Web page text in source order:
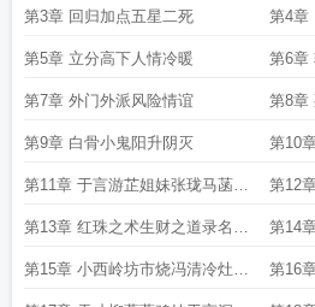
第3章 回归加点五星二死 第4章
第5章 立分高下人情冷暖 第6章
第7章 外门外派风险情谊 第8章
第七
第9章 白骨小鬼阳升阴灭 第10
第11章 于言游芷姐妹张珑马菡随
从
第12
役之
第13章 红珠之术生财之道录名弟
子录功令牌
第14
大成
第15章 小西岭坊市烧冯清冷灶小 第16